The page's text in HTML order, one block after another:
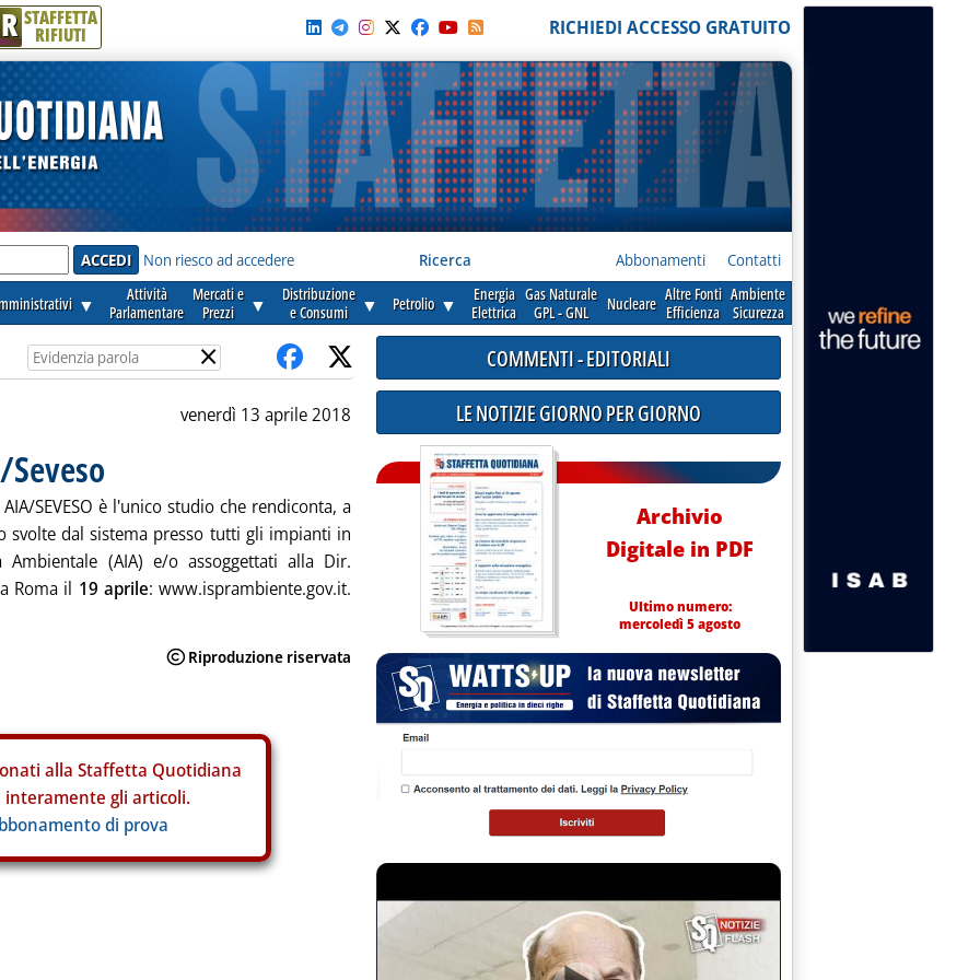
R STAFFETTA
RIFIUTI RICHIEDI ACCESSO GRATUITO
Non riesco ad accedere Ricerca Abbonamenti Contatti
▼
Attività
Parlamentare
Mercati e
Prezzi
▼
Distribuzione
e Consumi
▼ Petrolio ▼
Energia
Elettrica
Gas Naturale
GPL - GNL
Nucleare Altre Fonti
Efficienza
Ambiente
Sicurezza
×
venerdì 13 aprile 2018
SEVESO è l'unico studio che rendiconta, a
svolte dal sistema presso tutti gli impianti in
Ambientale (AIA) e/o assoggettati alla Dir.
Roma il 19 aprile: www.isprambiente.gov.it.
alla Staffetta Quotidiana
interamente gli articoli.
di prova
COMMENTI - EDITORIALI
LE NOTIZIE GIORNO PER GIORNO
Archivio
Digitale in PDF
Ultimo numero:
mercoledì 5 agosto